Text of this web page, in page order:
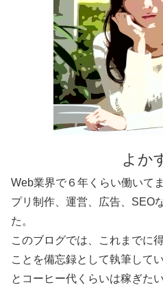
よか
Web業界で６年くらい働いて
プリ制作、運営、広告、SEO
た。
このブログでは、これまでに
ことを備忘録として執筆して
とコーヒー代くらいは稼ぎたい